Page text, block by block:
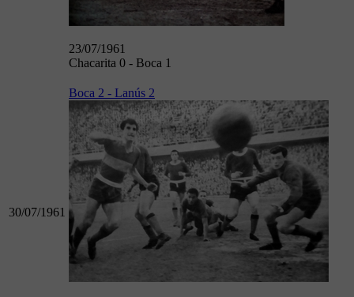
23/07/1961
Chacarita 0 - Boca 1
30/07/1961
Boca 2 - Lanús 2